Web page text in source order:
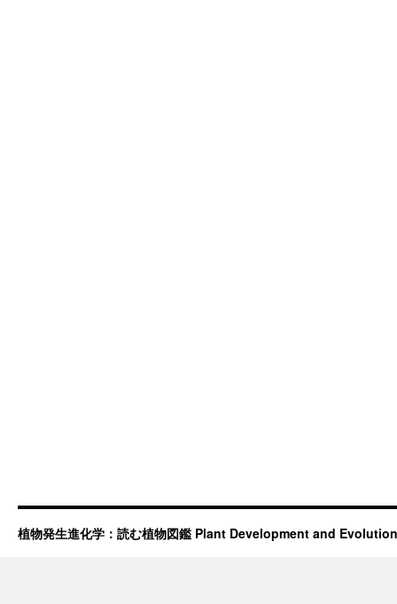
植物発生進化学：読む植物図鑑 Plant Development and Evolution